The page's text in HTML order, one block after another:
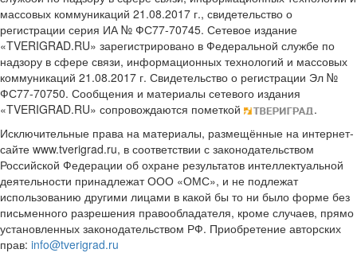
массовых коммуникаций 21.08.2017 г., свидетельство о
регистрации серия ИА № ФС77-70745. Сетевое издание
«TVERIGRAD.RU» зарегистрировано в Федеральной службе по
надзору в сфере связи, информационных технологий и массовых
коммуникаций 21.08.2017 г. Свидетельство о регистрации Эл №
ФС77-70750. Сообщения и материалы сетевого издания
«TVERIGRAD.RU» сопровождаются пометкой
.
Исключительные права на материалы, размещённые на интернет-
сайте www.tverigrad.ru, в соответствии с законодательством
Российской Федерации об охране результатов интеллектуальной
деятельности принадлежат ООО «ОМС», и не подлежат
использованию другими лицами в какой бы то ни было форме без
письменного разрешения правообладателя, кроме случаев, прямо
установленных законодательством РФ. Приобретение авторских
прав: info@tverigrad.ru